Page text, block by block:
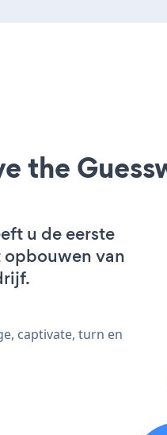
the
u de eerste
van
captivate, turn en